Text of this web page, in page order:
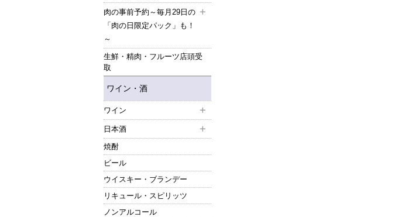
肉の事前予約～毎月29日の
「肉の日限定パック」も！
～
生鮮・精肉・フルーツ店頭受
取
ワイン・酒
ワイン
日本酒
焼酎
ビール
ウイスキー・ブランデー
リキュール・スピリッツ
ノンアルコール